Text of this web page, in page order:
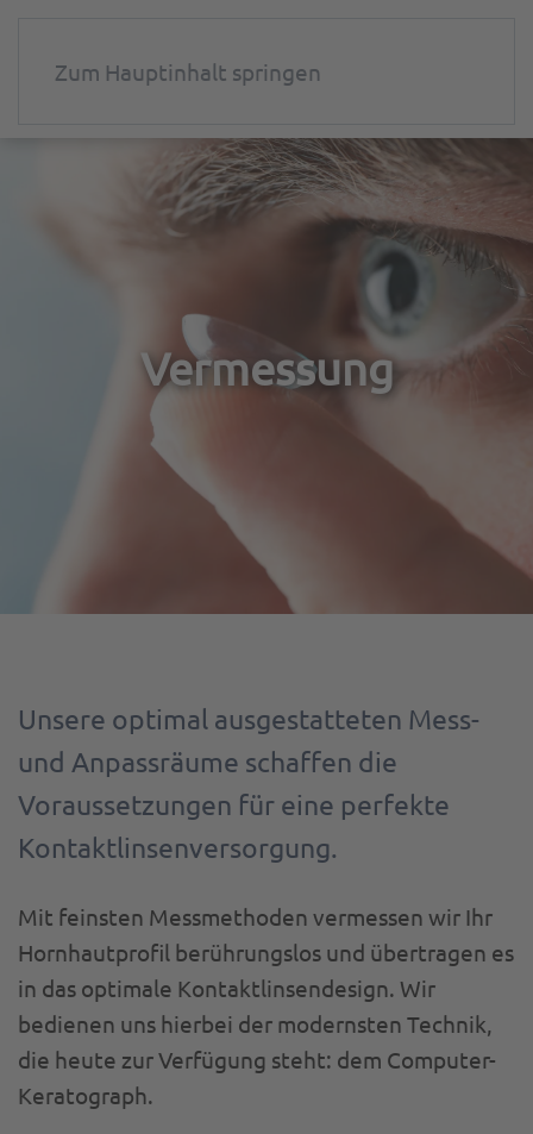
Zum Hauptinhalt springen
Vermessung
Unsere optimal ausgestatteten Mess-
und Anpassräume schaffen die
Voraussetzungen für eine perfekte
Kontaktlinsenversorgung.
Mit feinsten Messmethoden vermessen wir Ihr
Hornhautprofil berührungslos und übertragen es
in das optimale Kontaktlinsendesign. Wir
bedienen uns hierbei der modernsten Technik,
die heute zur Verfügung steht: dem Computer-
Keratograph.